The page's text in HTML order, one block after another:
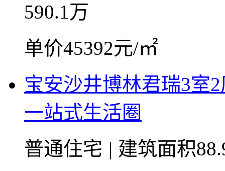
590.1万
单价45392元/㎡
宝安沙井博林君瑞3室
一站式生活圈
普通住宅 | 建筑面积